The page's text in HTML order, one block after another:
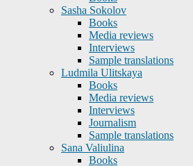
Sasha Sokolov
Books
Media reviews
Interviews
Sample translations
Ludmila Ulitskaya
Books
Media reviews
Interviews
Journalism
Sample translations
Sana Valiulina
Books